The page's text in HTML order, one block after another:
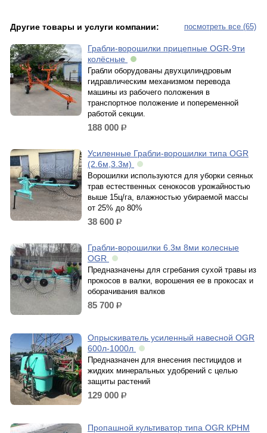
посмотреть все (65)
Другие товары и услуги компании:
Грабли‑ворошилки прицепные OGR-9ти
колёсные
Грабли оборудованы двухцилиндровым
гидравлическим механизмом перевода
машины из рабочего положения в
транспортное положение и попеременной
работой секции.
188 000 р.
Усиленные Грабли-ворошилки типа OGR
(2.6м,3.3м)
Ворошилки используются для уборки сеяных
трав естественных сенокосов урожайностью
выше 15ц/га, влажностью убираемой массы
от 25% до 80%
38 600 р.
Грабли-ворошилки 6.3м 8ми колесные
OGR
Предназначены для сгребания сухой травы из
прокосов в валки, ворошения ее в прокосах и
оборачивания валков
85 700 р.
Опрыскиватель усиленный навесной OGR
600л-1000л
Предназначен для внесения пестицидов и
жидких минеральных удобрений с целью
защиты растений
129 000 р.
Пропашной культиватор типа OGR КРНМ